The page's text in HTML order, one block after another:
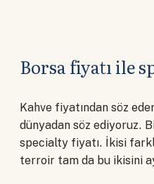
Borsa fiyatı ile
Kahve fiyatından söz
dünyadan söz ediyoruz.
specialty fiyatı. İkisi
terroir tam da bu ikisini